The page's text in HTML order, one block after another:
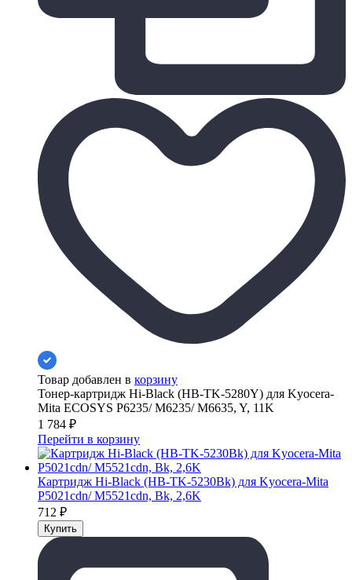
Товар добавлен в корзину
Тонер-картридж Hi-Black (HB-TK-5280Y) для Kyocera-
Mita ECOSYS P6235/ M6235/ M6635, Y, 11K
1 784 ₽
Перейти в корзину
Картридж Hi-Black (HB-TK-5230Bk) для Kyocera-Mita
P5021cdn/ M5521cdn, Bk, 2,6K
712 ₽